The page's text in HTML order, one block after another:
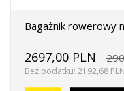
Bagażnik rowerowy
2697,00 PLN
Bez podatku: 2192,68 PLN